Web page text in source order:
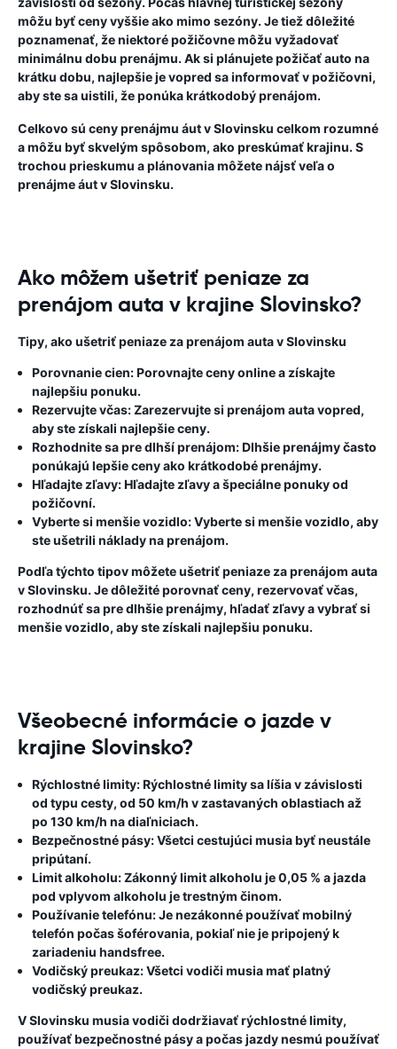
môžu byť ceny vyššie ako mimo sezóny. Je tiež dôležité
poznamenať, že niektoré požičovne môžu vyžadovať
minimálnu dobu prenájmu. Ak si plánujete požičať auto na
krátku dobu, najlepšie je vopred sa informovať v požičovni,
aby ste sa uistili, že ponúka krátkodobý prenájom.
Celkovo sú ceny prenájmu áut v Slovinsku celkom rozumné
a môžu byť skvelým spôsobom, ako preskúmať krajinu. S
trochou prieskumu a plánovania môžete nájsť veľa o
prenájme áut v Slovinsku.
Ako môžem ušetriť peniaze za
prenájom auta v krajine Slovinsko?
Tipy, ako ušetriť peniaze za prenájom auta v Slovinsku
Porovnanie cien:Porovnajte ceny online a získajte
najlepšiu ponuku.
Rezervujte včas:Zarezervujte si prenájom auta vopred,
aby ste získali najlepšie ceny.
Rozhodnite sa pre dlhší prenájom:Dlhšie prenájmy často
ponúkajú lepšie ceny ako krátkodobé prenájmy.
Hľadajte zľavy:Hľadajte zľavy a špeciálne ponuky od
požičovní.
Vyberte si menšie vozidlo:Vyberte si menšie vozidlo, aby
ste ušetrili náklady na prenájom.
Podľa týchto tipov môžete ušetriť peniaze za prenájom auta
v Slovinsku. Je dôležité porovnať ceny, rezervovať včas,
rozhodnúť sa pre dlhšie prenájmy, hľadať zľavy a vybrať si
menšie vozidlo, aby ste získali najlepšiu ponuku.
Všeobecné informácie o jazde v
krajine Slovinsko?
Rýchlostné limity:Rýchlostné limity sa líšia v závislosti
od typu cesty, od 50 km/h v zastavaných oblastiach až
po 130 km/h na diaľniciach.
Bezpečnostné pásy:Všetci cestujúci musia byť neustále
pripútaní.
Limit alkoholu:Zákonný limit alkoholu je 0,05 % a jazda
pod vplyvom alkoholu je trestným činom.
Používanie telefónu:Je nezákonné používať mobilný
telefón počas šoférovania, pokiaľ nie je pripojený k
zariadeniu handsfree.
Vodičský preukaz:Všetci vodiči musia mať platný
vodičský preukaz.
V Slovinsku musia vodiči dodržiavať rýchlostné limity,
používať bezpečnostné pásy a počas jazdy nesmú používať